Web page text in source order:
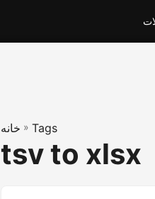
خانه » Tags
tsv to xlsx